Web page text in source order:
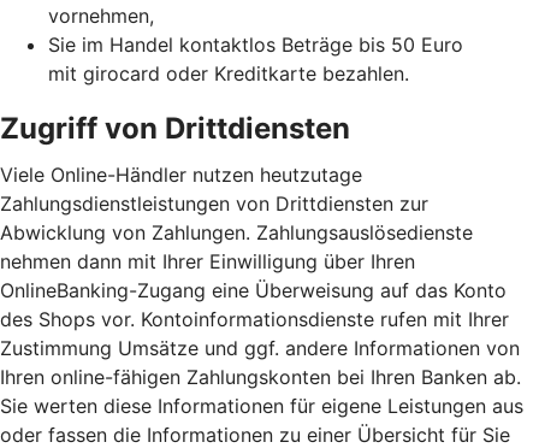
vornehmen,
Sie im Handel kontaktlos Beträge bis 50 Euro
mit girocard oder Kreditkarte bezahlen.
Zugriff von Drittdiensten
Viele Online-Händler nutzen heutzutage
Zahlungsdienstleistungen von Drittdiensten zur
Abwicklung von Zahlungen. Zahlungsauslösedienste
nehmen dann mit Ihrer Einwilligung über Ihren
OnlineBanking-Zugang eine Überweisung auf das Konto
des Shops vor. Kontoinformationsdienste rufen mit Ihrer
Zustimmung Umsätze und ggf. andere Informationen von
Ihren online-fähigen Zahlungskonten bei Ihren Banken ab.
Sie werten diese Informationen für eigene Leistungen aus
oder fassen die Informationen zu einer Übersicht für Sie